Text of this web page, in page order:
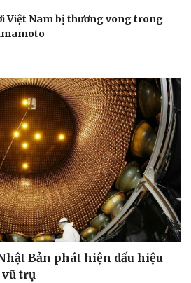
Việt Nam bị thương vong trong
Bản phát hiện dấu hiệu
vũ trụ